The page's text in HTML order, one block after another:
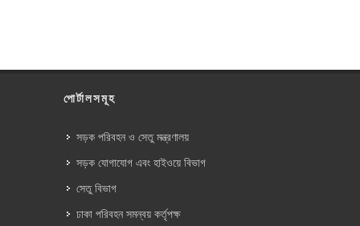
পোর্টালসমূহ
সড়ক পরিবহন ও সেতু মন্ত্রণালয়
সড়ক যোগাযোগ এবং হাইওয়ে বিভাগ
সেতু বিভাগ
ঢাকা পরিবহন সমন্বয় কর্তৃপক্ষ